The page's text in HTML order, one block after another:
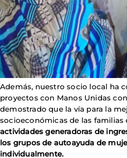
Además, nuestro socio local ha
proyectos con Manos Unidas
demostrado que la vía para la
socioeconómicas de las familias
actividades generadoras de
los grupos de autoayuda de
individualmente.